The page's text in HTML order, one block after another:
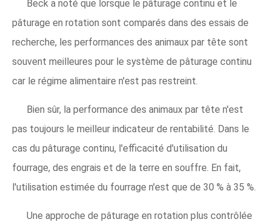
Beck a noté que lorsque le pâturage continu et le
pâturage en rotation sont comparés dans des essais de
recherche, les performances des animaux par tête sont
souvent meilleures pour le système de pâturage continu
car le régime alimentaire n'est pas restreint.
Bien sûr, la performance des animaux par tête n'est
pas toujours le meilleur indicateur de rentabilité. Dans le
cas du pâturage continu, l'efficacité d'utilisation du
fourrage, des engrais et de la terre en souffre. En fait,
l'utilisation estimée du fourrage n'est que de 30 % à 35 %.
Une approche de pâturage en rotation plus contrôlée